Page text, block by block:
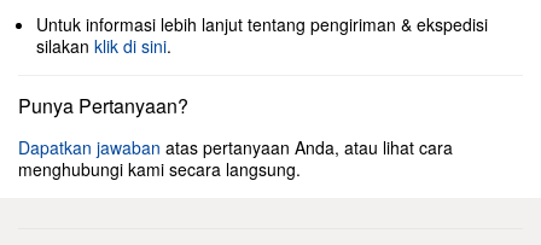
Untuk informasi lebih lanjut tentang pengiriman & ekspedisi
silakan klik di sini.
Punya Pertanyaan?
Dapatkan jawaban atas pertanyaan Anda, atau lihat cara
menghubungi kami secara langsung.